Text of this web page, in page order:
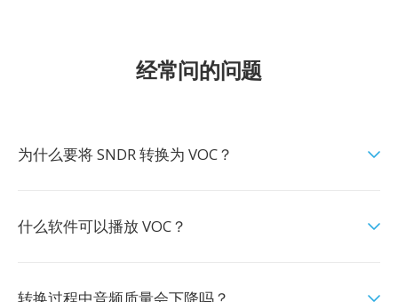
经常问的问题
为什么要将 SNDR 转换为 VOC？
什么软件可以播放 VOC？